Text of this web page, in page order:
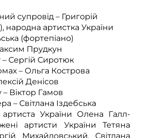
супровід – Григорій
народна артистка України
(фортепіано)
Прудкун
Сергій Сиротюк
– Ольга Кострова
Денісов
– Віктор Гамов
– Світлана Іздебська
України Олена Галл-
артисти України Тетяна
Михайловський, Світлана